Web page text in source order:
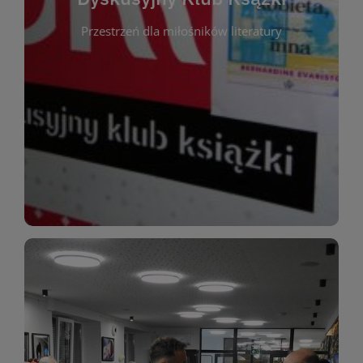
Przestrzeń dla miłośników literatury
Dyskusyjny Klub Ksążki
Dyskusyjny Klub Książki to przestrzeń dla
miłośników literatury, którzy lubią dzielić się
opiniami i emocjami po lekturze. Spotykamy się
regularnie, by rozmawiać o wybranych tytułach z
różnych gatunków literackich. Każde spotkanie to
okazja do inspirującej dyskusji, wymiany
miłośników estetycznych doznań!
WIĘCEJ